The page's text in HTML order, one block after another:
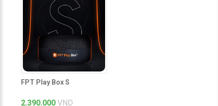
FPT Play Box S
2.390.000 VND